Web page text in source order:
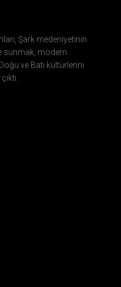
Şark medeniyetinin
sunmak, modern
ve Batı kültürlerini